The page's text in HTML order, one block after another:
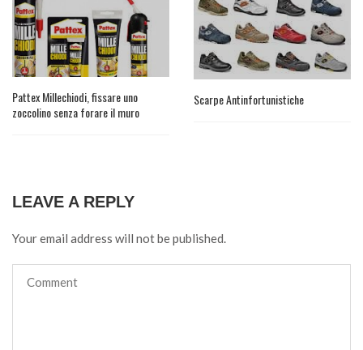
Pattex Millechiodi, fissare uno
zoccolino senza forare il muro
Scarpe Antinfortunistiche
LEAVE A REPLY
Your email address will not be published.